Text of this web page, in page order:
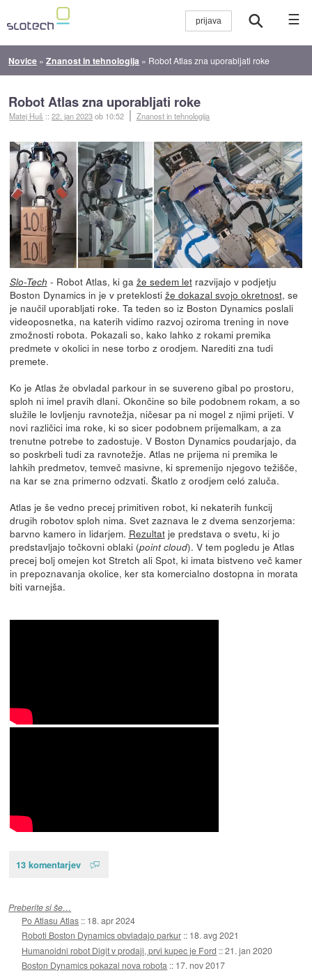
☰
Novice »Znanost in tehnologija » Robot Atlas zna uporabljati roke
Robot Atlas zna uporabljati roke
Matej Huš ::22. jan 2023ob 10:52 Znanost in tehnologija
Slo-Tech - Robot Atlas, ki ga že sedem letrazvijajo v podjetju
Boston Dynamics in je v preteklosti že dokazal svojo okretnost, se
je naučil uporabljati roke. Ta teden so iz Boston Dynamics poslali
videoposnetka, na katerih vidimo razvoj oziroma trening in nove
zmožnosti robota. Pokazali so, kako lahko z rokami premika
predmete v okolici in nese torbo z orodjem. Narediti zna tudi
premete.
Ko je Atlas že obvladal parkour in se suvereno gibal po prostoru,
sploh ni imel pravih dlani. Okončine so bile podobnem rokam, a so
služile le lovljenju ravnotežja, ničesar pa ni mogel z njimi prijeti. V
novi različici ima roke, ki so sicer podobnem prijemalkam, a za
trenutne potrebe to zadostuje. V Boston Dynamics poudarjajo, da
so poskrbeli tudi za ravnotežje. Atlas ne prijema ni premika le
lahkih predmetov, temveč masivne, ki spremenijo njegovo težišče,
na kar se zna primerno odzvati. Škatlo z orodjem celó zaluča.
Atlas je še vedno precej primitiven robot, ki nekaterih funkcij
drugih robotov sploh nima. Svet zaznava le z dvema senzorjema:
barvno kamero in lidarjem. Rezultatje predstava o svetu, ki jo
predstavljajo točkovni oblaki (point cloud). V tem pogledu je Atlas
precej bolj omejen kot Stretch ali Spot, ki imata bistveno več kamer
in prepoznavanja okolice, ker sta komercialno dostopna in morata
biti varnejša.
13 komentarjev
Preberite si še…
Po Atlasu Atlas :: 18. apr 2024
Roboti Boston Dynamics obvladajo parkur :: 18. avg 2021
Humanoidni robot Digit v prodaji, prvi kupec je Ford ::21. jan 2020
Boston Dynamics pokazal nova robota :: 17. nov 2017